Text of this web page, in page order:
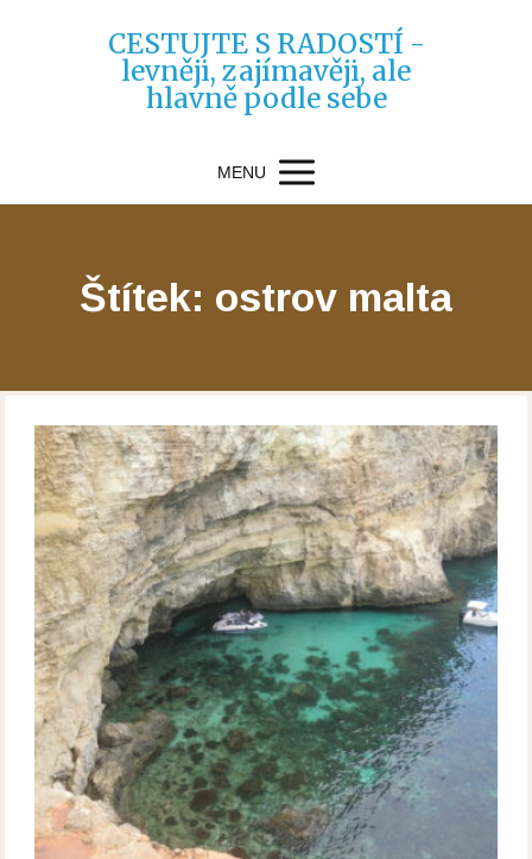
CESTUJTE S RADOSTÍ -
levněji, zajímavěji, ale
hlavně podle sebe
MENU
Štítek: ostrov malta